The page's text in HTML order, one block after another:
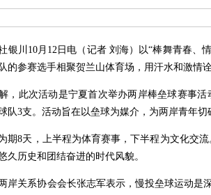
川10月12日电（记者 刘海）以“棒舞青春、情
的参赛选手相聚贺兰山体育场，用汗水和激情
此次活动是宁夏首次举办两岸棒垒球赛事活
队3支。活动旨在以垒球为媒介，为两岸青年
8天，上半程为体育赛事，下半程为文化交流
久历史和团结奋进的时代风貌。
关系协会会长张志军表示，慢投垒球运动是